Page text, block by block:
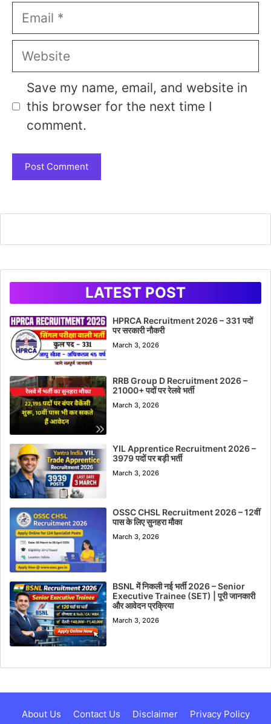
Email
Website
Save my name, email, and website in
this browser for the next time I
comment.
LATEST POST
HPRCA Recruitment 2026 – 331 पदों
पर सरकारी नौकरी
March 3, 2026
RRB Group D Recruitment 2026 –
21000+ पदों पर रेलवे भर्ती
March 3, 2026
YIL Apprentice Recruitment 2026 –
3979 पदों पर बड़ी भर्ती
March 3, 2026
OSSC CHSL Recruitment 2026 – 12वीं
पास के लिए सुनहरा मौका
March 3, 2026
BSNL में निकली नई भर्ती 2026 – Senior
Executive Trainee (SET) | पूरी जानकारी
और आवेदन प्रक्रिया
March 3, 2026
About Us Contact Us Disclaimer Privacy Policy